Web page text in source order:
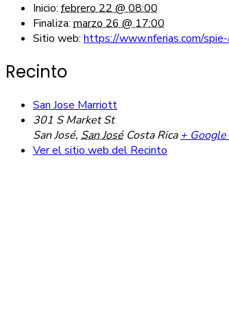
Inicio: febrero 22 @ 08:00
Finaliza: marzo 26 @ 17:00
Sitio web: https://www.nferias.com/
Recinto
San Jose Marriott
301 S Market St
San José, San José Costa Rica +
Ver el sitio web del Recinto